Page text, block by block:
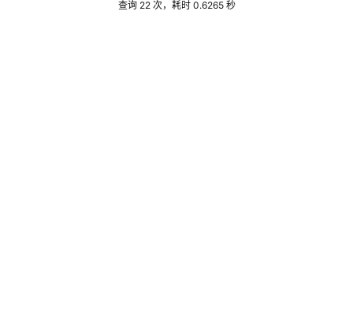
查询 22 次，耗时 0.6265 秒